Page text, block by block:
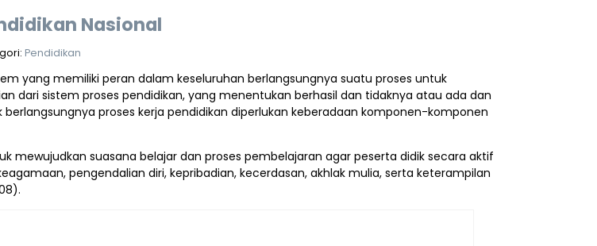
Nasional
Pendidikan
yang memiliki peran dalam keseluruhan berlangsungnya suatu proses untuk
dari sistem proses pendidikan, yang menentukan berhasil dan tidaknya atau ada dan
proses kerja pendidikan diperlukan keberadaan komponen-komponen
mewujudkan suasana belajar dan proses pembelajaran agar peserta didik secara aktif
pengendalian diri, kepribadian, kecerdasan, akhlak mulia, serta keterampilan